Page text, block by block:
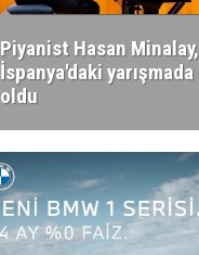
Piyanist Hasan Minalay,
İspanya'daki
oldu